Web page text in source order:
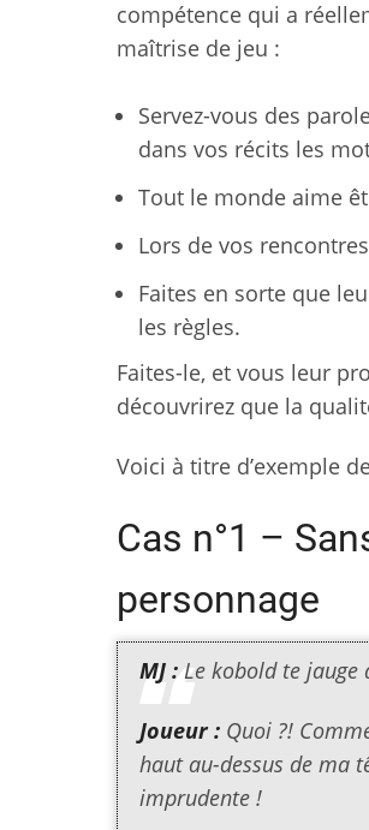
compétence qui a
maîtrise de jeu :
Servez-vous des
dans vos récits les
Tout le monde aime
Lors de vos
Faites en sorte que
les règles.
Faites-le, et vous leur
découvrirez que la
Voici à titre d’exemple
Cas n°1 –
personnage
MJ : Le kobold te jauge
Joueur : Quoi ?!
haut au-dessus de ma
imprudente !